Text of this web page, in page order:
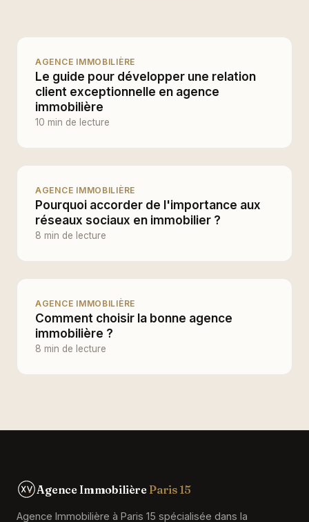
AGENCE IMMOBILIÈRE
Le guide pour développer une relation
client exceptionnelle en agence
immobilière
10 min de lecture
AGENCE IMMOBILIÈRE
Pourquoi accorder de l'importance aux
réseaux sociaux en immobilier ?
8 min de lecture
AGENCE IMMOBILIÈRE
Comment choisir la bonne agence
immobilière ?
8 min de lecture
Agence Immobilière Paris 15
Agence Immobilière à Paris 15 spécialisée dans la